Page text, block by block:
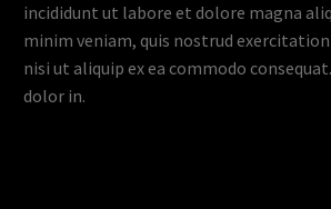
incididunt ut labore et dolore magna
minim veniam, quis nostrud
nisi ut aliquip ex ea commodo
dolor in.